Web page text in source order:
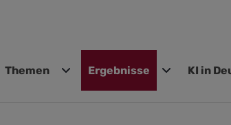
Navigation
Themen Ergebnisse KI in